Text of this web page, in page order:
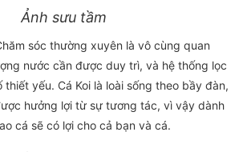
Ảnh sưu tầm
sóc thường xuyên là vô cùng quan
nước cần được duy trì, và hệ thống lọc
thiết yếu. Cá Koi là loài sống theo bầy đàn,
hưởng lợi từ sự tương tác, vì vậy dành
cá sẽ có lợi cho cả bạn và cá.